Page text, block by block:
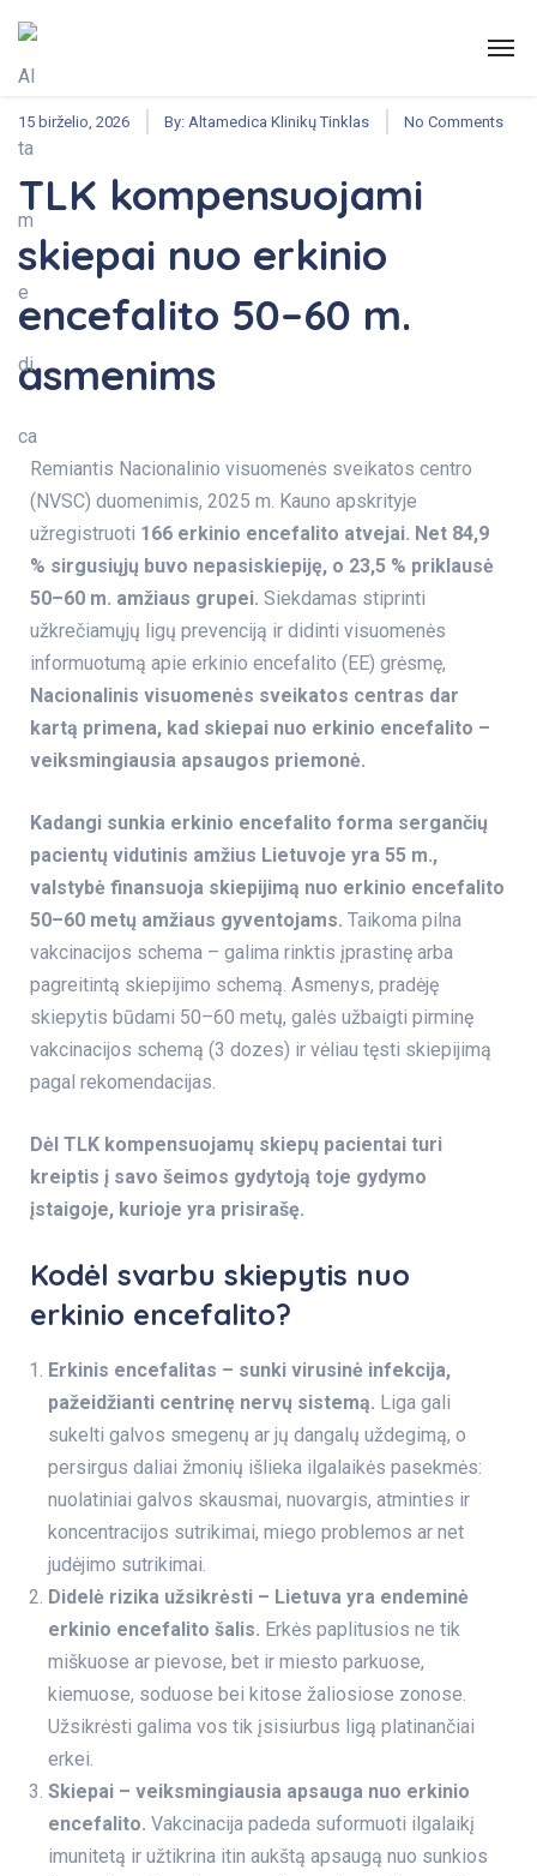
15 birželio, 2026 By: Altamedica Klinikų Tinklas No Comments
TLK kompensuojami
skiepai nuo erkinio
encefalito 50–60 m.
asmenims
Remiantis Nacionalinio visuomenės sveikatos centro
(NVSC) duomenimis, 2025 m. Kauno apskrityje
užregistruoti 166 erkinio encefalito atvejai. Net 84,9
% sirgusiųjų buvo nepasiskiepiję, o 23,5 % priklausė
50–60 m. amžiaus grupei. Siekdamas stiprinti
užkrečiamųjų ligų prevenciją ir didinti visuomenės
informuotumą apie erkinio encefalito (EE) grėsmę,
Nacionalinis visuomenės sveikatos centras dar
kartą primena, kad skiepai nuo erkinio encefalito –
veiksmingiausia apsaugos priemonė.
Kadangi sunkia erkinio encefalito forma sergančių
pacientų vidutinis amžius Lietuvoje yra 55 m.,
valstybė finansuoja skiepijimą nuo erkinio encefalito
50–60 metų amžiaus gyventojams. Taikoma pilna
vakcinacijos schema – galima rinktis įprastinę arba
pagreitintą skiepijimo schemą. Asmenys, pradėję
skiepytis būdami 50–60 metų, galės užbaigti pirminę
vakcinacijos schemą (3 dozes) ir vėliau tęsti skiepijimą
pagal rekomendacijas.
Dėl TLK kompensuojamų skiepų pacientai turi
kreiptis į savo šeimos gydytoją toje gydymo
įstaigoje, kurioje yra prisirašę.
Kodėl svarbu skiepytis nuo
erkinio encefalito?
Erkinis encefalitas – sunki virusinė infekcija,
pažeidžianti centrinę nervų sistemą. Liga gali
sukelti galvos smegenų ar jų dangalų uždegimą, o
persirgus daliai žmonių išlieka ilgalaikės pasekmės:
nuolatiniai galvos skausmai, nuovargis, atminties ir
koncentracijos sutrikimai, miego problemos ar net
judėjimo sutrikimai.
Didelė rizika užsikrėsti – Lietuva yra endeminė
erkinio encefalito šalis. Erkės paplitusios ne tik
miškuose ar pievose, bet ir miesto parkuose,
kiemuose, soduose bei kitose žaliosiose zonose.
Užsikrėsti galima vos tik įsisiurbus ligą platinančiai
erkei.
Skiepai – veiksmingiausia apsauga nuo erkinio
encefalito. Vakcinacija padeda suformuoti ilgalaikį
imunitetą ir užtikrina itin aukštą apsaugą nuo sunkios